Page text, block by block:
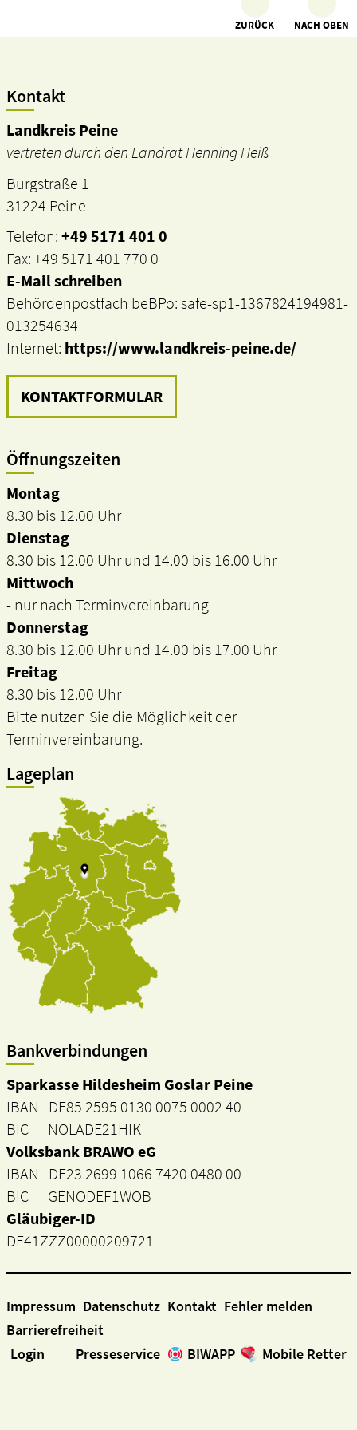
ZURÜCK NACH OBEN
Kontakt
Landkreis Peine
vertreten durch den Landrat Henning Heiß
Burgstraße 1
31224 Peine
Telefon:+49 5171 401 0
Fax: +49 5171 401 770 0
E-Mail schreiben
Behördenpostfach beBPo: safe-sp1-1367824194981-
013254634
Internet: https://www.landkreis-peine.de/
KONTAKTFORMULAR
Öffnungszeiten
Montag
8.30 bis 12.00 Uhr
Dienstag
8.30 bis 12.00 Uhr und 14.00 bis 16.00 Uhr
Mittwoch
- nur nach Terminvereinbarung
Donnerstag
8.30 bis 12.00 Uhr und 14.00 bis 17.00 Uhr
Freitag
8.30 bis 12.00 Uhr
Bitte nutzen Sie die Möglichkeit der
Terminvereinbarung.
Lageplan
Bankverbindungen
Sparkasse Hildesheim Goslar Peine
IBAN DE85 2595 0130 0075 0002 40
BIC NOLADE21HIK
Volksbank BRAWO eG
IBAN DE23 2699 1066 7420 0480 00
BIC GENODEF1WOB
Gläubiger-ID
DE41ZZZ00000209721
Impressum Datenschutz Kontakt Fehler melden
Barrierefreiheit
Login
Presseservice BIWAPP Mobile Retter